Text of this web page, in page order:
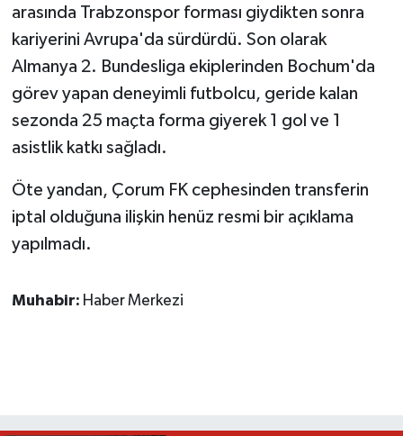
arasında Trabzonspor forması giydikten sonra
kariyerini Avrupa'da sürdürdü. Son olarak
Almanya 2. Bundesliga ekiplerinden Bochum'da
görev yapan deneyimli futbolcu, geride kalan
sezonda 25 maçta forma giyerek 1 gol ve 1
asistlik katkı sağladı.
Öte yandan, Çorum FK cephesinden transferin
iptal olduğuna ilişkin henüz resmi bir açıklama
yapılmadı.
Muhabir: Haber Merkezi